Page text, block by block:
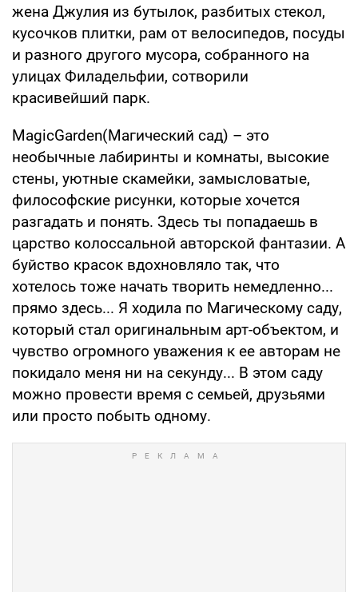
жена Джулия из бутылок, разбитых стекол,
кусочков плитки, рам от велосипедов, посуды
и разного другого мусора, собранного на
улицах Филадельфии, сотворили
красивейший парк.
MagicGarden(Магический сад) – это
необычные лабиринты и комнаты, высокие
стены, уютные скамейки, замысловатые,
философские рисунки, которые хочется
разгадать и понять. Здесь ты попадаешь в
царство колоссальной авторской фантазии. А
буйство красок вдохновляло так, что
хотелось тоже начать творить немедленно...
прямо здесь... Я ходила по Магическому саду,
который стал оригинальным арт-объектом, и
чувство огромного уважения к ее авторам не
покидало меня ни на секунду... В этом саду
можно провести время с семьей, друзьями
или просто побыть одному.